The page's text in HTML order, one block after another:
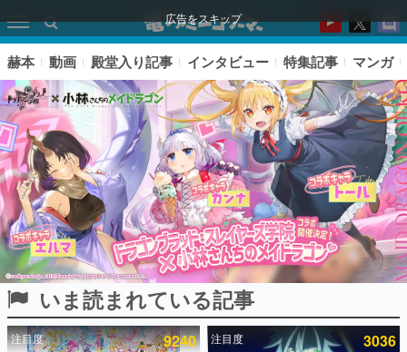
広告をスキップ
ピックアップ
赫本 動画 殿堂入り記事 インタビュー 特集記事 マンガ
いま読まれている記事
注目度 9240 注目度 3036